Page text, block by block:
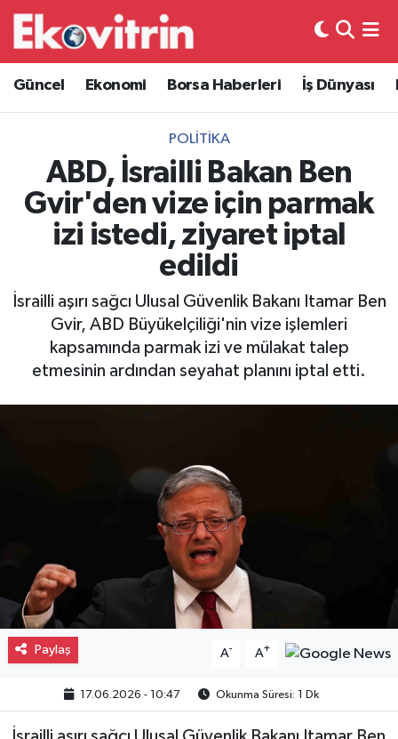
Güncel Ekonomi Borsa Haberleri İş Dünyası
POLITIKA
ABD, İsrailli Bakan Ben
Gvir'den vize için parmak
izi istedi, ziyaret iptal
edildi
İsrailli aşırı sağcı Ulusal Güvenlik Bakanı Itamar Ben
Gvir, ABD Büyükelçiliği'nin vize işlemleri
kapsamında parmak izi ve mülakat talep
etmesinin ardından seyahat planını iptal etti.
Paylaş A- A+
17.06.2026 - 10:47 Okunma Süresi: 1 Dk
Güncel
Ekonomi
Borsa Haberleri
İş Dünyası
Lojistik
Otovitrin
Asayiş
Hava Durumu
Trafik Durumu
Süper Lig Puan Durumu ve Fikstür
Tüm Manşetler
Son Dakika Haberleri
Haber Arşivi